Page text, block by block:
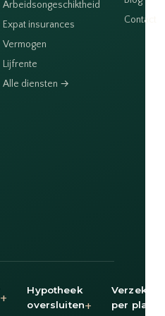
Arbeidsongeschiktheid
Expat insurances
Vermogen
Lijfrente
Alle diensten →
Contact
+
Hypotheek
oversluiten+
per plaats